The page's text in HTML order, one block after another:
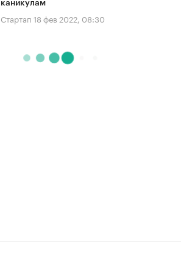
каникулам
Стартап 18 фев 2022, 08:30